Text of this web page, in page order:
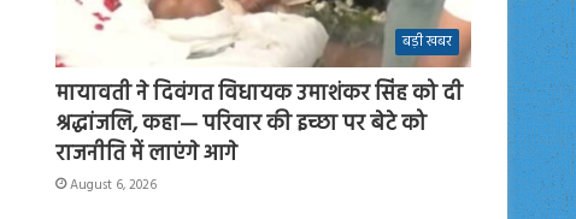
बड़ी खबर
मायावती ने दिवंगत विधायक उमाशंकर सिंह को दी
श्रद्धांजलि, कहा— परिवार की इच्छा पर बेटे को
राजनीति में लाएंगे आगे
August 6, 2026